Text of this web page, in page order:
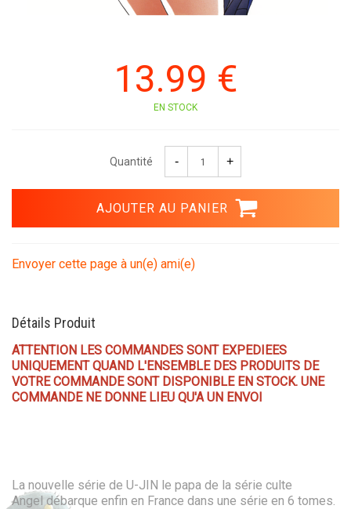
13.99 €
EN STOCK
Quantité
Envoyer cette page à un(e) ami(e)
Détails Produit
ATTENTION LES COMMANDES SONT EXPEDIEES
UNIQUEMENT QUAND L'ENSEMBLE DES PRODUITS DE
VOTRE COMMANDE SONT DISPONIBLE EN STOCK. UNE
COMMANDE NE DONNE LIEU QU'A UN ENVOI
La nouvelle série de U-JIN le papa de la série culte
Angel débarque enfin en France dans une série en 6 tomes.